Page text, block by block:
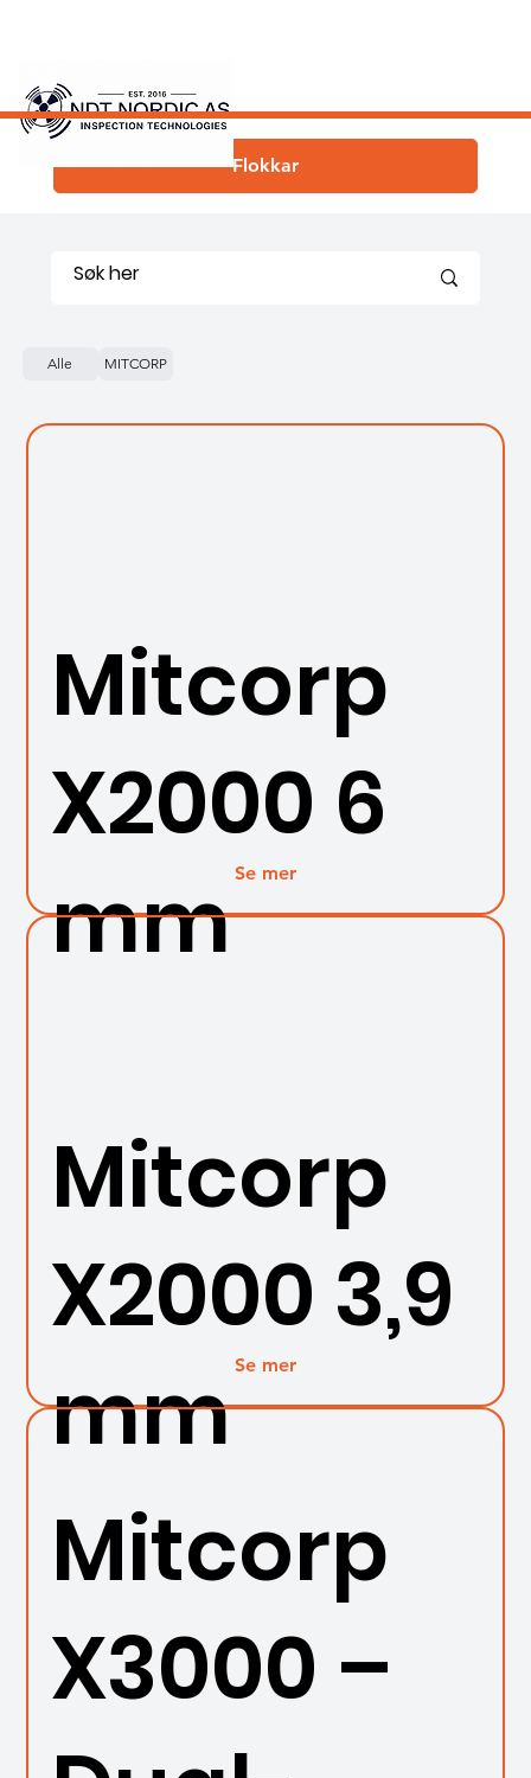
Flokkar
Alle MITCORP
Mitcorp
X2000 6
mmSe mer
Mitcorp
X2000 3,9
mmSe mer
Mitcorp
X3000 –